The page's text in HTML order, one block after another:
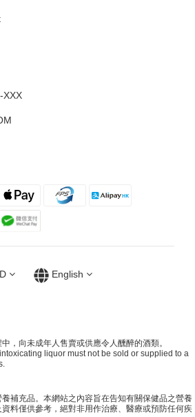
XXX
English
，向未成年人售賣或供應令人醺醉的酒類。
liquor must not be sold or supplied to a
補充品。本網站之內容旨在告知有關保健品之營養
料僅供參考，絕對非用作治療、醫療或預防任何疾